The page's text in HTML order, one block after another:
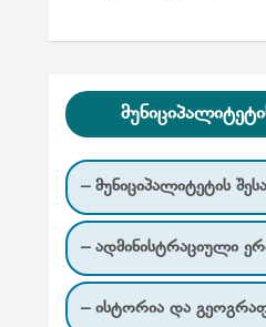
ნ
– მუნიციპალიტეტის
– ადმინისტრაციული
– ისტორია და